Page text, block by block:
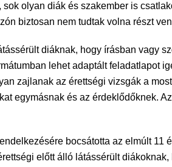
olyan diák és szakember is
biztosan nem tudtak volna részt
diáknak, hogy írásban vagy
lehet adaptált feladatlapot
zajlanak az érettségi vizsgák a
egymásnak és az érdeklődőknek.
bocsátotta az elmúlt 11
előtt álló látássérült